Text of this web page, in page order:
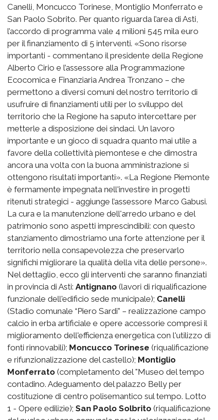
Canelli, Moncucco Torinese, Montiglio Monferrato e
San Paolo Sobrito. Per quanto riguarda l’area di Asti,
l’accordo di programma vale 4 milioni 545 mila euro
per il finanziamento di 5 interventi. «Sono risorse
importanti - commentano il presidente della Regione
Alberto Cirio e l’assessore alla Programmazione
Ecocomica e Finanziaria Andrea Tronzano – che
permettono a diversi comuni del nostro territorio di
usufruire di finanziamenti utili per lo sviluppo del
territorio che la Regione ha saputo intercettare per
metterle a disposizione dei sindaci. Un lavoro
importante e un gioco di squadra quanto mai utile a
favore della collettività piemontese e che dimostra
ancora una volta con la buona amministrazione si
ottengono risultati importanti». «La Regione Piemonte
è fermamente impegnata nell'investire in progetti
ritenuti strategici - aggiunge l’assessore Marco Gabusi.
La cura e la manutenzione dell'arredo urbano e del
patrimonio sono aspetti imprescindibili: con questo
stanziamento dimostriamo una forte attenzione per il
territorio nella consapevolezza che preservarlo
significhi migliorare la qualità della vita delle persone».
Nel dettaglio, ecco gli interventi che saranno finanziati
in provincia di Asti: Antignano (lavori di riqualificazione
funzionale dell'edificio sede municipale); Canelli
(Stadio comunale “Piero Sardi” – realizzazione campo
calcio in erba artificiale e opere accessorie compresi il
miglioramento dell'efficienza energetica con l'utilizzo di
fonti rinnovabili); Moncucco Torinese (riqualificazione
e rifunzionalizzazione del castello); Montiglio
Monferrato (completamento del "Museo del tempo
contadino. Adeguamento del palazzo Belly per
costituzione di centro polisemantico sul tempo. Lotto
1 - Opere edilizie); San Paolo Solbrito (riqualificazione